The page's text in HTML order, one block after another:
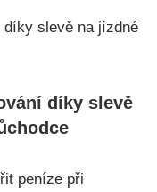
díky slevě
peníze ​při